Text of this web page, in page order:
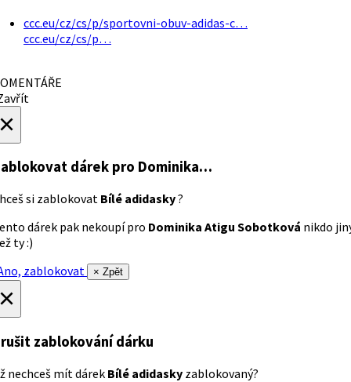
ccc.eu/cz/cs/p/sportovni-obuv-adidas-c…
ccc.eu/cz/cs/p…
dárek pro Dominika…
si zablokovat Bílé adidasky?
dárek pak nekoupí pro Dominika Atigu Sobotková nikdo
ty :)
zablokovat
× Zpět
zablokování dárku
nechceš mít dárek Bílé adidasky zablokovaný?